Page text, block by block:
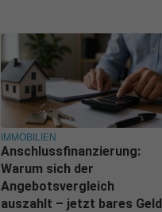
IMMOBILIEN
Anschlussfinanzierung:
Warum sich der
Angebotsvergleich
auszahlt – jetzt bares Geld